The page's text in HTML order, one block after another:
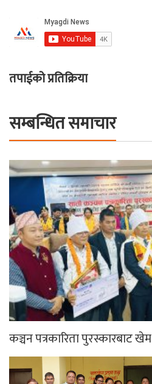
तपाईको प्रतिक्रिया
सम्बन्धित समाचार
कञ्चन पत्रकारिता पुरस्कारबाट खेम